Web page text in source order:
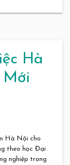
Hà
Mới
Hà Nội cho
theo học Đại
nghiệp trong